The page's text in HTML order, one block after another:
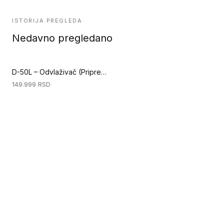
ISTORIJA PREGLEDA
Nedavno pregledano
D-50L – Odvlaživač (Priprema podloge)
149.999 RSD